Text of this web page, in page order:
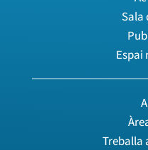
Sala
Espai
Treballa